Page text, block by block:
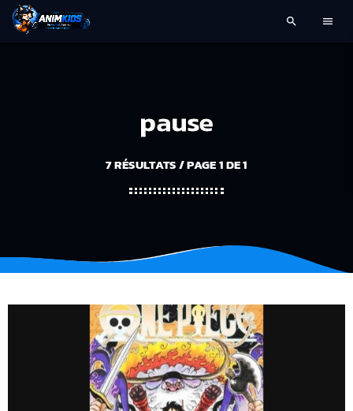
search menu
pause
7 RÉSULTATS / PAGE 1 DE 1